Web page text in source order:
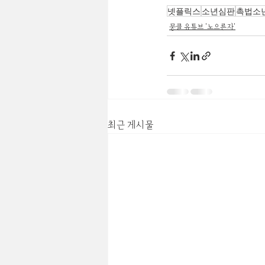
넷플릭스 소년심판촉법소
뭉클 유튜브 '노으른자'
최근 게시물